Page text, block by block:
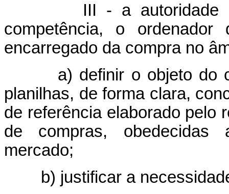
III - a autoridade
competência, o
encarregado da compra no
a) definir o objeto do
planilhas, de forma clara,
de referência elaborado pelo
de compras, obedecidas
mercado;
b) justificar a